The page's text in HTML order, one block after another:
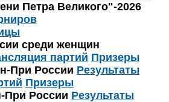
Петра Великого"-2026
среди женщин
партий Призеры
При России Результаты
Призеры
При России Результаты